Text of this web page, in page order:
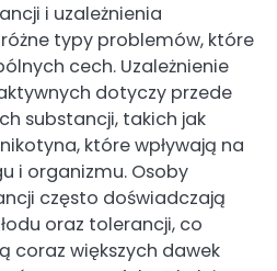
i uzależnienia
typy problemów, które
cech. Uzależnienie
dotyczy przede
substancji, takich jak
które wpływają na
i organizmu. Osoby
często doświadczają
oraz tolerancji, co
coraz większych dawek